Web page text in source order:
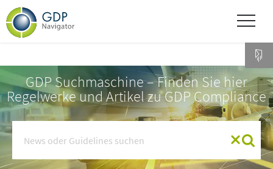
GDP Suchmaschine – Finden Sie hier
Regelwerke und Artikel zu GDP Compliance